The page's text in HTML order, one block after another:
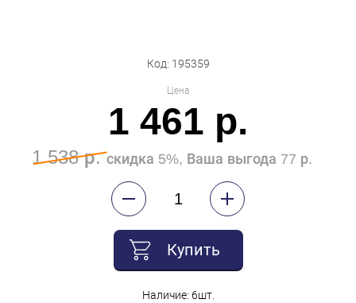
Код: 195359
Цена
1 461 р.
1 538 р.скидка 5%, Ваша выгода 77 р.
Купить
Наличие: 6шт.